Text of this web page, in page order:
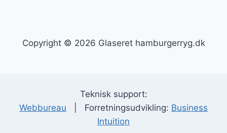
Copyright © 2026 Glaseret hamburgerryg.dk
Teknisk support:
Webbureau | Forretningsudvikling: Business
Intuition